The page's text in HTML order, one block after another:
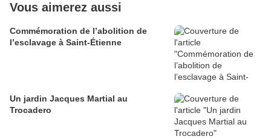
Vous aimerez aussi
Commémoration de l’abolition de
l’esclavage à Saint-Étienne
Un jardin Jacques Martial au
Trocadero